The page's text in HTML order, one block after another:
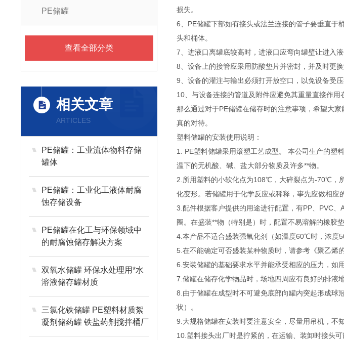
PE储罐
查看全部分类
相关文章
ARTICLES
PE储罐：工业流体物料存储
罐体
PE储罐：工业化工液体耐腐
蚀存储设备
PE储罐在化工与环保领域中
的耐腐蚀储存解决方案
双氧水储罐 环保水处理用*水
溶液储存罐材质
三氯化铁储罐 PE塑料材质絮
凝剂储药罐 铁盐药剂搅拌桶厂
家
损失。
6、PE储罐下部如有接头或法兰连接的管子要垂直于
头和桶体。
7、进液口离罐底较高时，进液口应弯向罐壁让进入
8、设备上的接管应采用防酸垫片并密封，并及时更换
9、设备的灌注与输出必须打开放空口，以免设备受压
10、与设备连接的管道及附件应避免其重量直接作
那么通过对于PE储罐在储存时的注意事项，希望大
真的对待。
塑料储罐的安装使用说明：
1. PE塑料储罐采用滚塑工艺成型。 本公司生产的
温下的无机酸、碱、盐大部分物质及许多**物。
2.所用塑料的小软化点为108℃，大碎裂点为-70℃，
化变形。若储罐用于化学反应或稀释，事先应做相应
3.配件根据客户提供的用途进行配置，有PP、PVC
圈。在盛装**物（特别是）时，配置不易溶解的橡胶垫
4.本产品不适合盛装强氧化剂（如温度60℃时，浓度
5.在不能确定可否盛装某种物质时，请参考《聚乙烯
6.安装储罐的基础要求水平并能承受相应的压力，如
7.储罐在储存化学物品时，场地四周应有良好的排液
8.由于储罐在成型时不可避免底部向罐内突起形成球
状）。
9.大规格储罐在安装时要注意安全，尽量用吊机，不
10.塑料接头出厂时是拧紧的，在运输、装卸时接头